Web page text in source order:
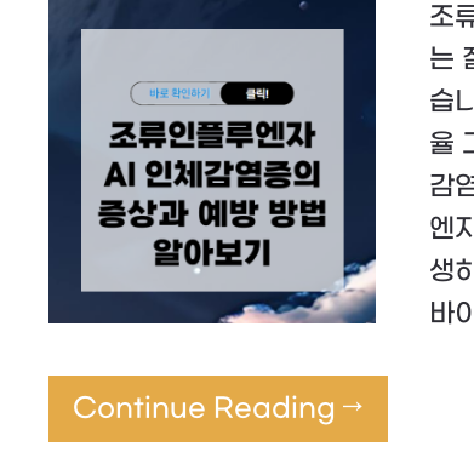
조
는
습
율
감
엔
생
바
Continue Reading →